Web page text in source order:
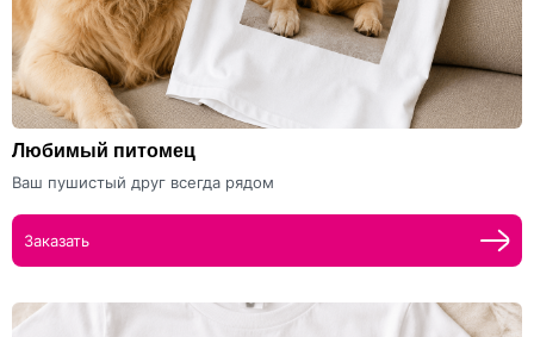
Любимый питомец
Ваш пушистый друг всегда рядом
Заказать